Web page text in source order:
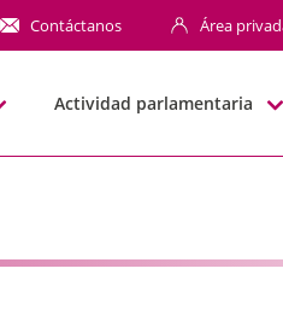
Contáctanos Área
Actividad parlamentaria